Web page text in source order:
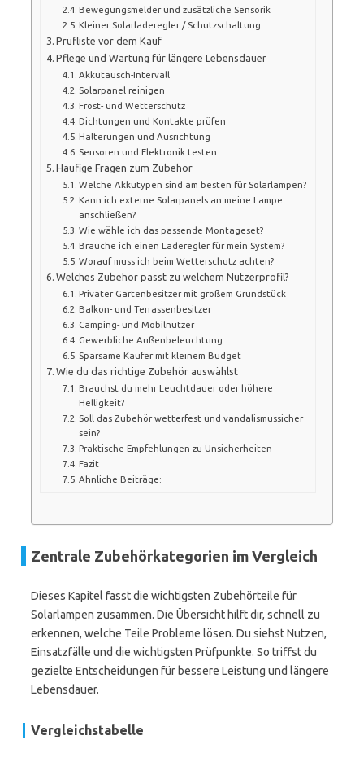
Bewegungsmelder und zusätzliche Sensorik
Kleiner Solarladeregler / Schutzschaltung
Prüfliste vor dem Kauf
Pflege und Wartung für längere Lebensdauer
Akkutausch-Intervall
Solarpanel reinigen
Frost- und Wetterschutz
Dichtungen und Kontakte prüfen
Halterungen und Ausrichtung
Sensoren und Elektronik testen
Häufige Fragen zum Zubehör
Welche Akkutypen sind am besten für Solarlampen?
Kann ich externe Solarpanels an meine Lampe
anschließen?
Wie wähle ich das passende Montageset?
Brauche ich einen Laderegler für mein System?
Worauf muss ich beim Wetterschutz achten?
Welches Zubehör passt zu welchem Nutzerprofil?
Privater Gartenbesitzer mit großem Grundstück
Balkon- und Terrassenbesitzer
Camping- und Mobilnutzer
Gewerbliche Außenbeleuchtung
Sparsame Käufer mit kleinem Budget
Wie du das richtige Zubehör auswählst
Brauchst du mehr Leuchtdauer oder höhere
Helligkeit?
Soll das Zubehör wetterfest und vandalismussicher
sein?
Praktische Empfehlungen zu Unsicherheiten
Fazit
Ähnliche Beiträge:
Zentrale Zubehörkategorien im Vergleich
Dieses Kapitel fasst die wichtigsten Zubehörteile für
Solarlampen zusammen. Die Übersicht hilft dir, schnell zu
erkennen, welche Teile Probleme lösen. Du siehst Nutzen,
Einsatzfälle und die wichtigsten Prüfpunkte. So triffst du
gezielte Entscheidungen für bessere Leistung und längere
Lebensdauer.
Vergleichstabelle